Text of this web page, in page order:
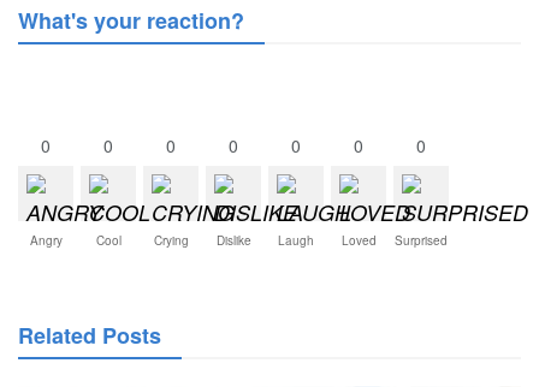
What's your reaction?
0
Angry
0
Cool
0
Crying
0
Dislike
0
Laugh
0
Loved
0
Surprised
Related Posts